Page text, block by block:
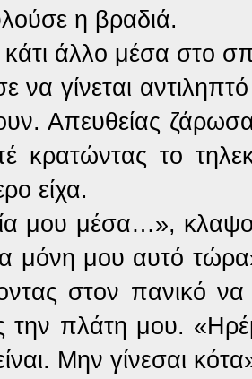
η βραδιά.
άλλο μέσα στο
να γίνεται
Απευθείας
κρατώντας το
είχα.
μου μέσα…»,
μόνη μου αυτό
στον πανικό
την πλάτη μου.
Μην γίνεσαι